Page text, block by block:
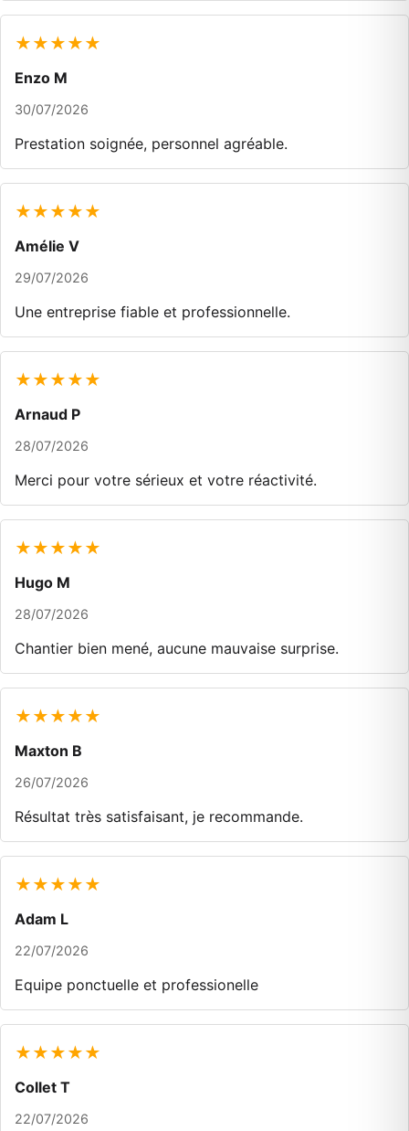
★★★★★
Enzo M
30/07/2026
Prestation soignée, personnel agréable.
★★★★★
Amélie V
29/07/2026
Une entreprise fiable et professionnelle.
★★★★★
Arnaud P
28/07/2026
Merci pour votre sérieux et votre réactivité.
★★★★★
Hugo M
28/07/2026
Chantier bien mené, aucune mauvaise surprise.
★★★★★
Maxton B
26/07/2026
Résultat très satisfaisant, je recommande.
★★★★★
Adam L
22/07/2026
Equipe ponctuelle et professionelle
★★★★★
Collet T
22/07/2026